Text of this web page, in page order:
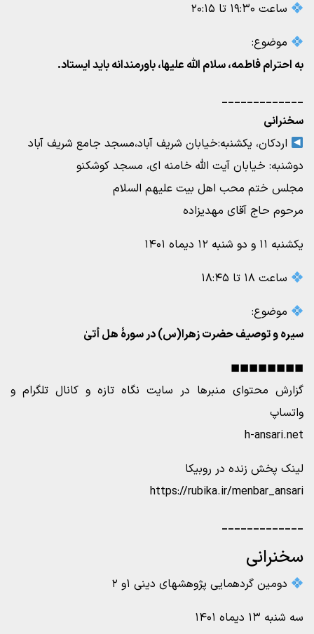
ساعت ۱۹:۳۰ تا ۲۰:۱۵
موضوع:
به احترام فاطمه، سلام الله علیها، باورمندانه باید ایستاد.
_____________
سخنرانی
اردکان، یکشنبه:خیابان شریف آباد،مسجد جامع شریف آباد
دوشنبه: خیابان آیت الله خامنه ای، مسجد کوشکنو
مجلس ختم محب اهل بیت علیهم السلام
مرحوم حاج آقای مهدیزاده
یکشنبه ۱۱ و دو شنبه ۱۲ دیماه ۱۴۰۱
ساعت ۱۸ تا ۱۸:۴۵
موضوع:
سیره و توصیف حضرت زهرا(س) در سورۀ هل أتیٰ
◼◼◼◼◼◼◼◼
گزارش محتوای منبرها در سایت نگاه تازه و کانال تلگرام و
واتساپ
h-ansari.net
لینک پخش زنده در روبیکا
https://rubika.ir/menbar_ansari
_____________
سخنرانی
دومین گردهمایی پژوهشهای دینی ۱و ۲
سه شنبه ۱۳ دیماه ۱۴۰۱